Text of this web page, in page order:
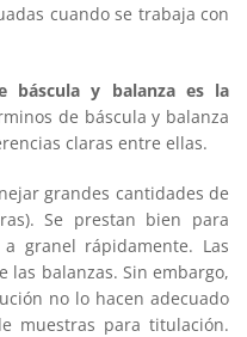
cuando se trabaja con
báscula y balanza es la
de báscula y balanza
claras entre ellas.
grandes cantidades de
Se prestan bien para
granel rápidamente. Las
las balanzas. Sin embargo,
no lo hacen adecuado
muestras para titulación.